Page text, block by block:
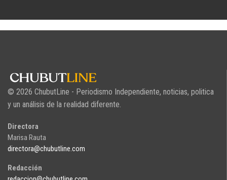
© 2026 ChubutLine - Periodismo Independiente, noticias, politica
y un análisis de la realidad diferente.
Directora
Marisa Rauta
directora@chubutline.com
Redacción